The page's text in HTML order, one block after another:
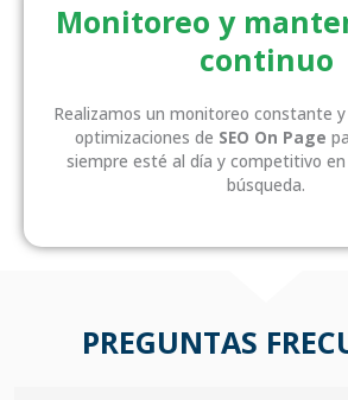
Monitoreo y
continuo
Realizamos un monitoreo constante
optimizaciones de SEO On Page
siempre esté al día y competitivo
búsqueda.
PREGUNTAS